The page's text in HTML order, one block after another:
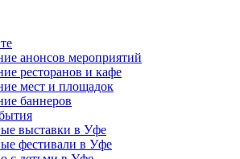
анонсов мероприятий
ресторанов и кафе
мест и площадок
баннеров
выставки в Уфе
фестивали в Уфе